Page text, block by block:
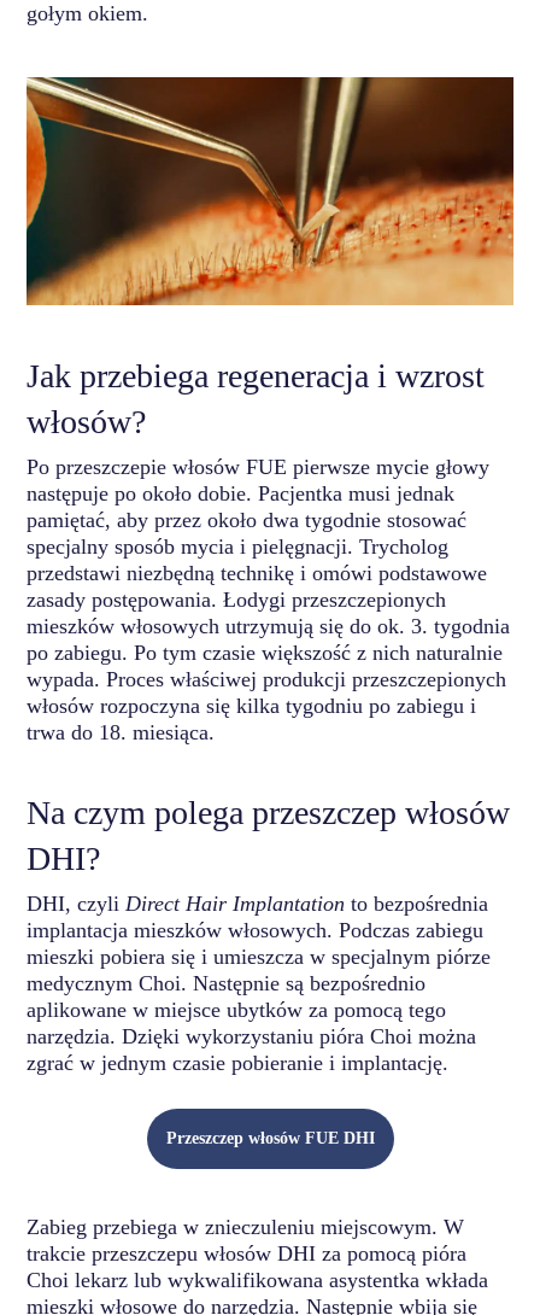
gołym okiem.
Jak przebiega regeneracja i wzrost
włosów?
Po przeszczepie włosów FUE pierwsze mycie głowy
następuje po około dobie. Pacjentka musi jednak
pamiętać, aby przez około dwa tygodnie stosować
specjalny sposób mycia i pielęgnacji. Trycholog
przedstawi niezbędną technikę i omówi podstawowe
zasady postępowania. Łodygi przeszczepionych
mieszków włosowych utrzymują się do ok. 3. tygodnia
po zabiegu. Po tym czasie większość z nich naturalnie
wypada. Proces właściwej produkcji przeszczepionych
włosów rozpoczyna się kilka tygodniu po zabiegu i
trwa do 18. miesiąca.
Na czym polega przeszczep włosów
DHI?
DHI, czyli Direct Hair Implantationto bezpośrednia
implantacja mieszków włosowych. Podczas zabiegu
mieszki pobiera się i umieszcza w specjalnym piórze
medycznym Choi. Następnie są bezpośrednio
aplikowane w miejsce ubytków za pomocą tego
narzędzia. Dzięki wykorzystaniu pióra Choi można
zgrać w jednym czasie pobieranie i implantację.
Przeszczep włosów FUE DHI
Zabieg przebiega w znieczuleniu miejscowym. W
trakcie przeszczepu włosów DHI za pomocą pióra
Choi lekarz lub wykwalifikowana asystentka wkłada
mieszki włosowe do narzędzia. Następnie wbija się